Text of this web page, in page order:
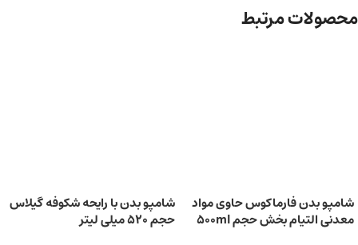
محصولات مرتبط
شامپو بدن فارماکوس حاوی مواد
معدنی التیام بخش حجم 500ml
شامپو بدن با رایحه شکوفه گیلاس
حجم 520 میلی‌ لیتر